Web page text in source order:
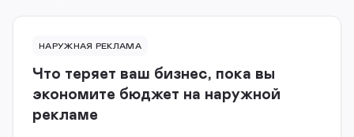
НАРУЖНАЯ РЕКЛАМА
Что теряет ваш бизнес, пока вы
экономите бюджет на наружной
рекламе